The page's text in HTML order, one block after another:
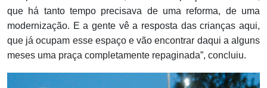
que há tanto tempo precisava de uma reforma, de uma
modernização. E a gente vê a resposta das crianças aqui,
que já ocupam esse espaço e vão encontrar daqui a alguns
meses uma praça completamente repaginada”, concluiu.